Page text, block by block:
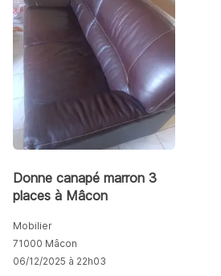
Donne canapé marron 3
places à Mâcon
Mobilier
71000 Mâcon
06/12/2025 à 22h03